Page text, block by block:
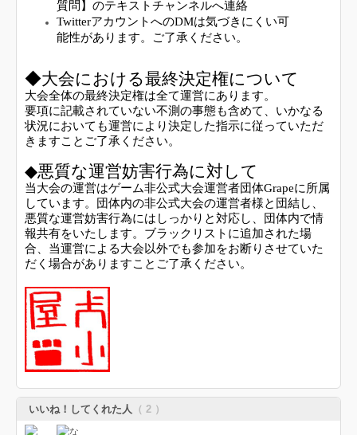
質問】のテキストチャンネルへ連絡
TwitterアカウントへのDMは気づきにくい可
能性があります。ご了承ください。
◆大会における最終決定権について
大会全体の最終決定権は全て運営にあります。
要項に記載されていない不測の事態も含めて、いかなる
状況においても運営により決定した指示に従っていただ
きますことご了承ください。
◆悪質な運営妨害行為に対して
当大会の運営はゲーム非公式大会運営者団体Grapeに所属
しています。団体内の非公式大会の運営者様と団結し、
悪質な運営妨害行為にはしっかりと対応し、団体内で情
報共有をいたします。ブラックリストに追加された場
合、当運営による大会以外でも参加をお断りさせていた
だく場合がありますことご了承ください。
いいね！してくれた人 （ 2 ）